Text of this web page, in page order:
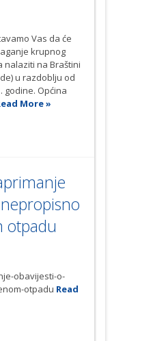
Vas da će
krupnog
nalaziti na Braštini
u razdoblju od
godine. Općina
More »
otpadu
obavijesti-o-
otpadu Read